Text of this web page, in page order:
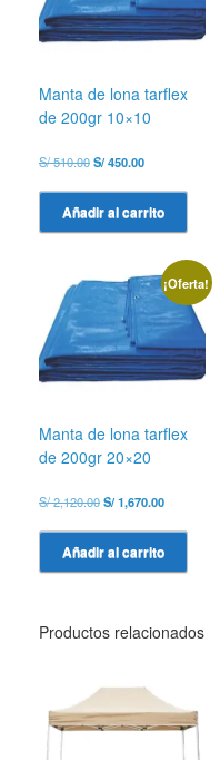
Manta de lona tarflex
de 200gr 10×10
S/510.00El
original
era:
S/ 510.00.
S/450.00El
actual
es:
S/ 450.00.
Añadir al carrito
¡Oferta!
Manta de lona tarflex
de 200gr 20×20
S/2,120.00El
original
era:
S/ 2,120.00.
S/1,670.00El
actual
es:
S/ 1,670.00.
Añadir al carrito
Productos relacionados